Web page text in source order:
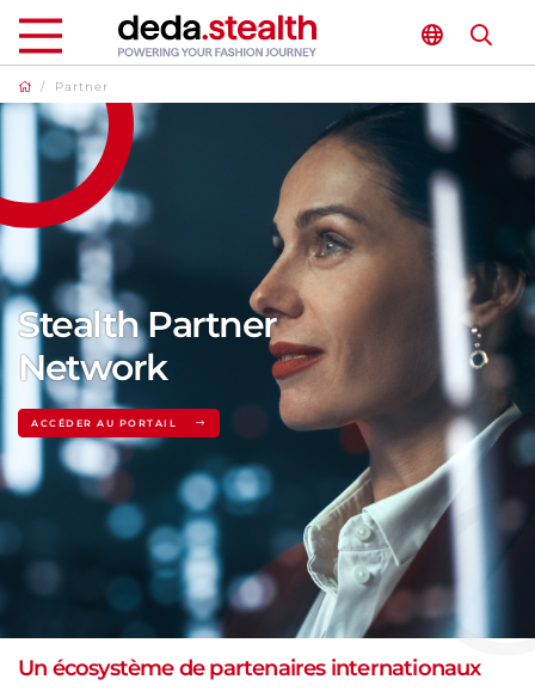
/ Partner
Stealth Partner
Network
ACCÉDER AU PORTAIL
Un écosystème de partenaires internationaux